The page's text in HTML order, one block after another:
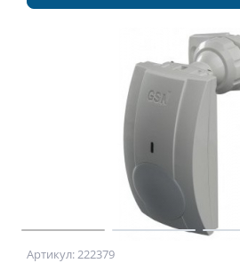
Артикул: 222379